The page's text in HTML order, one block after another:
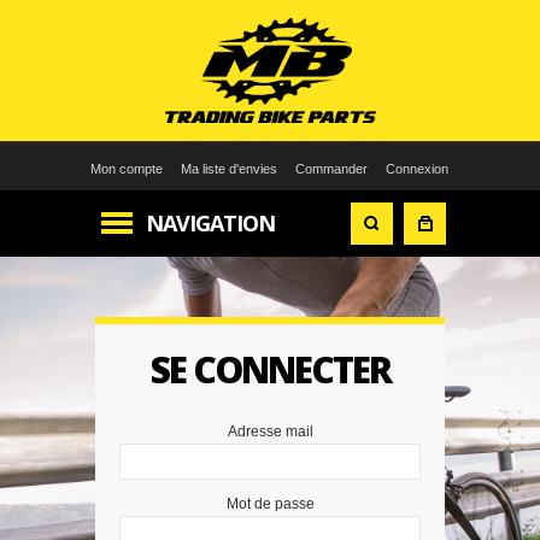
Mon compte Ma liste d'envies Commander Connexion
NAVIGATION
SE CONNECTER
Adresse mail
Mot de passe